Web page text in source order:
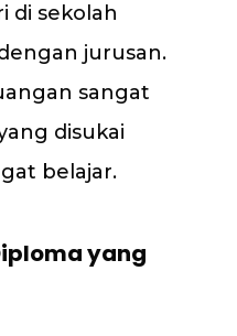
di sekolah
jurusan.
sangat
disukai
belajar.
yang